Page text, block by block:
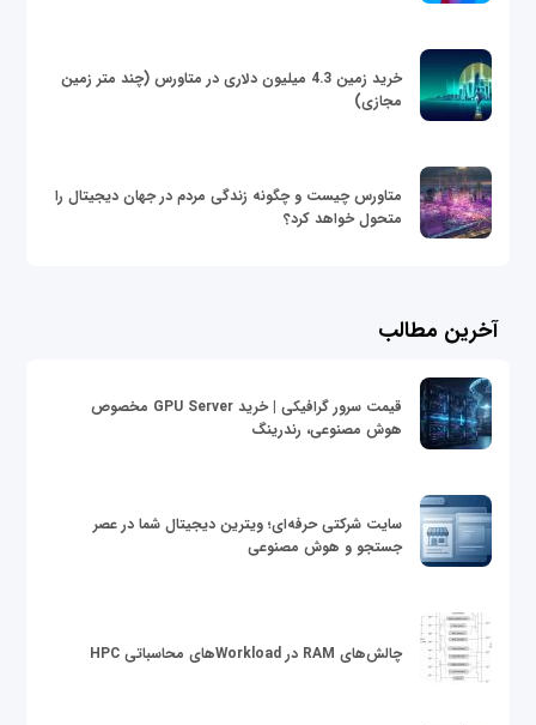
خرید زمین 4.3 میلیون دلاری در متاورس (چند متر زمین
مجازی)
متاورس چیست و چگونه زندگی مردم در جهان دیجیتال را
متحول خواهد کرد؟
آخرین مطالب
قیمت سرور گرافیکی | خرید GPU Server مخصوص
هوش مصنوعی، رندرینگ
سایت شرکتی حرفه‌ای؛ ویترین دیجیتال شما در عصر
جستجو و هوش مصنوعی
چالش‌های RAM در Workloadهای محاسباتی HPC